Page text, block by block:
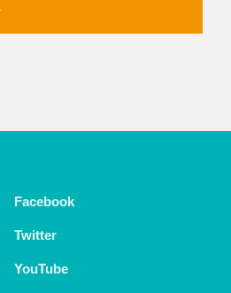
Facebook
Twitter
YouTube